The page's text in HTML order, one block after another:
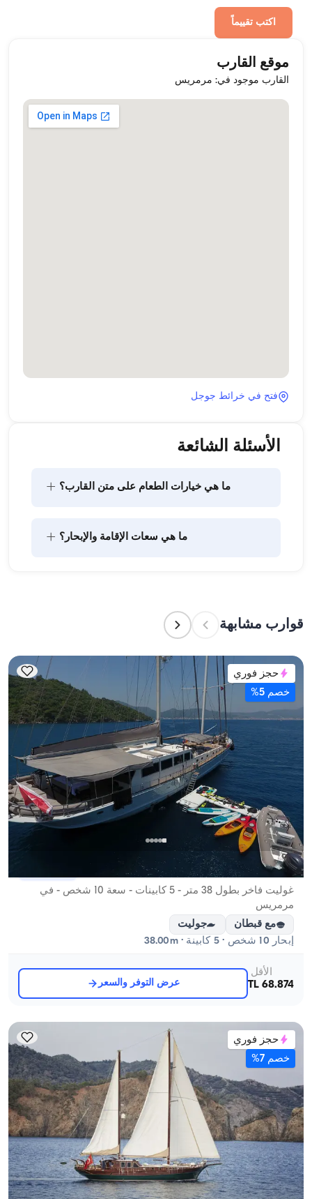
اكتب تقييماً
موقع القارب
القارب موجود في: مرمريس
فتح في خرائط جوجل
الأسئلة الشائعة
ما هي خيارات الطعام على متن القارب؟ +
ما هي سعات الإقامة والإبحار؟ +
للإيجارات اليومية، فتنطبق سعة الإبحار.
قوارب مشابهة
حجز فوري
خصم 5%
مرمريس, Muğla
غوليت فاخر بطول 38 متر - 5 كابينات - سعة 10 شخص - في
مرمريس
مع قبطان
جوليت
إبحار 10 شخص · 5 كابينة · 38.00m
الأقل
68.874 TL
عرض التوفر والسعر
حجز فوري
خصم 7%